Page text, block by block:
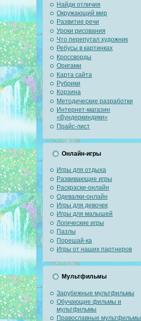
Найди отличия
Окружающий мир
Развитие речи
Уроки рисования
Что перепутал художник
Ребусы в картинках
Кроссворды
Оригами
Карта сайта
Рубрики
Корзина
Методические разработки
Интернет-магазин
«Вундеркиндики»
Прайс-лист
Онлайн-игры
Игры для отдыха
Развивающие игры
Раскраски-онлайн
Одевалки-онлайн
Игры для девочек
Игры для малышей
Логические игры
Пазлы
Порешай-ка
Игры от наших партнеров
Мультфильмы
Зарубежные мультфильмы
Обучающие фильмы и
мультфильмы
Православные мультфильмы